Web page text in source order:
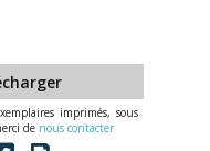
imprimés, sous
de nous contacter